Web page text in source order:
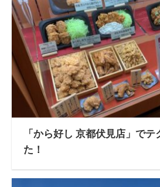
「から好し 京都伏見店」で
た！